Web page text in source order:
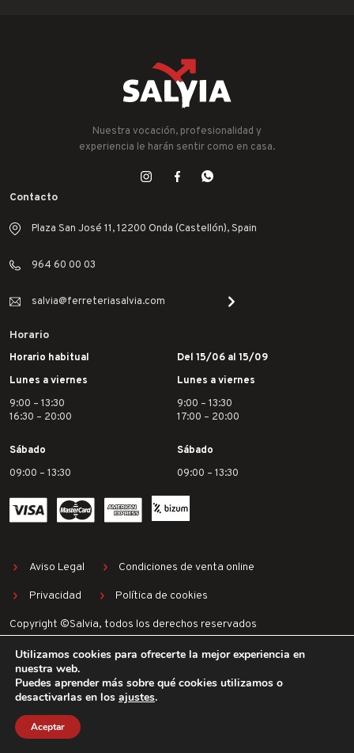
Utilizamos cookies para ofrecerte la mejor experiencia en
nuestra web.
Puedes aprender más sobre qué cookies utilizamos o
desactivarlas en los ajustes.
Aceptar
Nuestra vocación, profesionalidad y
experiencia le harán sentir como en casa.
Contacto
Plaza San José 11, 12200 Onda (Castellón), Spain
964 60 00 03
salvia@ferreteriasalvia.com
Horario
Horario habitual
Lunes a viernes
9:00 – 13:30
16:30 – 20:00
Sábado
09:00 – 13:30
Del 15/06 al 15/09
Lunes a viernes
9:00 – 13:30
17:00 – 20:00
Sábado
09:00 – 13:30
Copyright ©Salvia, todos los derechos reservados
Aviso Legal Condiciones de venta online
Privacidad Política de cookies
TALLER